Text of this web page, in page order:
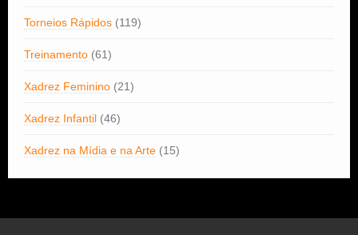
Torneios Rápidos (119)
Treinamento (61)
Xadrez Feminino (21)
Xadrez Infantil (46)
Xadrez na Mídia e na Arte (15)